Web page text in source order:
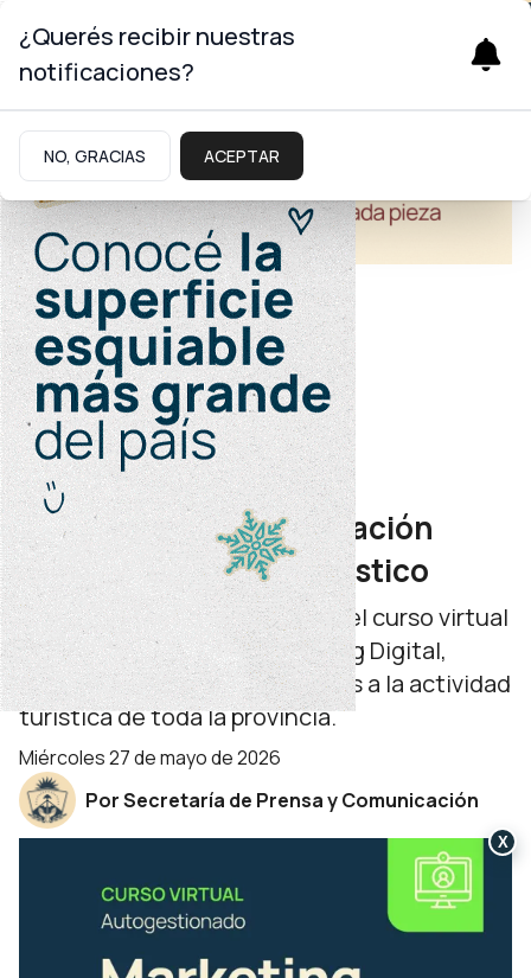
Turismo
Marketing Digital
Inscriben para capacitación
gratuita del sector turístico
El jueves 11 de junio comienza el curso virtual
y autogestionado de Marketing Digital,
destinado a actores vinculados a la actividad
turística de toda la provincia.
miércoles 27 de mayo de 2026
Por Secretaría de Prensa y Comunicación
¿Querés recibir nuestras
notificaciones?
NO, GRACIAS ACEPTAR
X